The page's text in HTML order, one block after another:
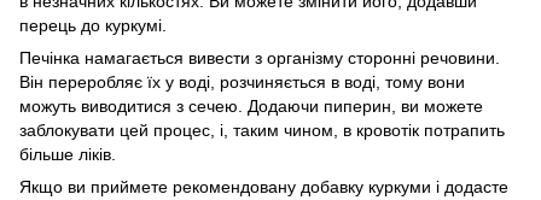
перець до куркумі.
Печінка намагається вивести з організму сторонні речовини.
Він переробляє їх у воді, розчиняється в воді, тому вони
можуть виводитися з сечею. Додаючи пиперин, ви можете
заблокувати цей процес, і, таким чином, в кровотік потрапить
більше ліків.
Якщо ви приймете рекомендовану добавку куркуми і додасте